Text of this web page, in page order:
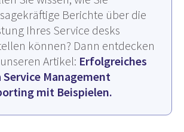
Berichte über die
Ihres Service desks
können? Dann entdecken
Artikel: Erfolgreiches
Service Management
mit Beispielen.